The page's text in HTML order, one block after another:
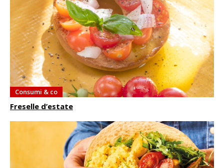
Consumi & co
Freselle d’estate